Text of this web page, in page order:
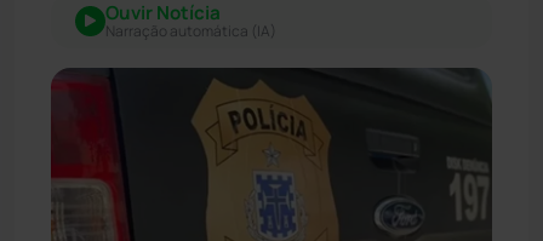
Ouvir Notícia
Narração automática (IA)